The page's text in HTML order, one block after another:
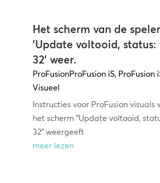
Het scherm van de
'Update voltooid, status:
32' weer.
ProFusionProFusion iS, ProFusion
Visueel
Instructies voor ProFusion visuals
het scherm "Update voltooid,
32" weergeeft
meer lezen